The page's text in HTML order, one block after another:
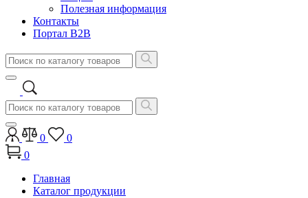
Полезная информация
Контакты
Портал B2B
0
0
0
Главная
Каталог продукции